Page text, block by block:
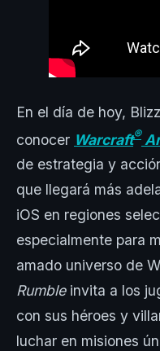
En el día de hoy,
conocer Warcraft®
de estrategia y
que llegará más
iOS en regiones
especialmente para
amado universo de
Rumble invita a los
con sus héroes y
luchar en misiones